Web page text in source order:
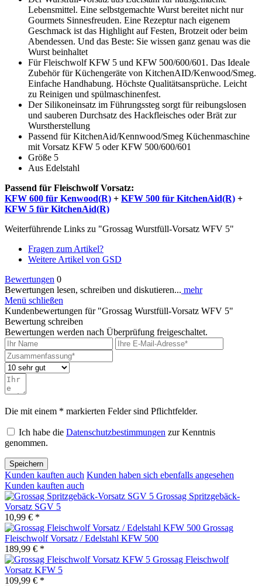
Lebensmittel. Eine selbstgemachte Wurst bereitet nicht nur
Gourmets Sinnesfreuden. Eine Rezeptur nach eigenem
Geschmack ist das Highlight auf Festen, Brotzeit oder beim
Abendessen. Und das Beste: Sie wissen ganz genau was die
Wurst beinhaltet
Für Fleischwolf KFW 5 und KFW 500/600/601. Das Ideale
Zubehör für Küchengeräte von KitchenAID/Kenwood/Smeg.
Einfache Handhabung. Höchste Qualitätsansprüche. Leicht
zu Reinigen und spülmaschinenfest.
Der Silikoneinsatz im Führungssteg sorgt für reibungslosen
und sauberen Durchsatz des Hackfleisches oder Brät zur
Wurstherstellung
Passend für KitchenAid/Kennwood/Smeg Küchenmaschine
mit Vorsatz KFW 5 oder KFW 500/600/601
Größe 5
Aus Edelstahl
Passend für Fleischwolf Vorsatz:
KFW 600 für Kenwood(R) + KFW 500 für KitchenAid(R) +
KFW 5 für KitchenAid(R)
Weiterführende Links zu "Grossag Wurstfüll-Vorsatz WFV 5"
Fragen zum Artikel?
Weitere Artikel von GSD
Bewertungen 0
Bewertungen lesen, schreiben und diskutieren... mehr
Menü schließen
Kundenbewertungen für "Grossag Wurstfüll-Vorsatz WFV 5"
Bewertung schreiben
Bewertungen werden nach Überprüfung freigeschaltet.
Die mit einem * markierten Felder sind Pflichtfelder.
Ich habe die Datenschutzbestimmungen zur Kenntnis
genommen.
Speichern
Kunden kauften auch Kunden haben sich ebenfalls angesehen
Kunden kauften auch
Grossag Spritzgebäck-
Vorsatz SGV 5
10,99 € *
Grossag
Fleischwolf Vorsatz / Edelstahl KFW 500
189,99 € *
Grossag Fleischwolf
Vorsatz KFW 5
109,99 € *